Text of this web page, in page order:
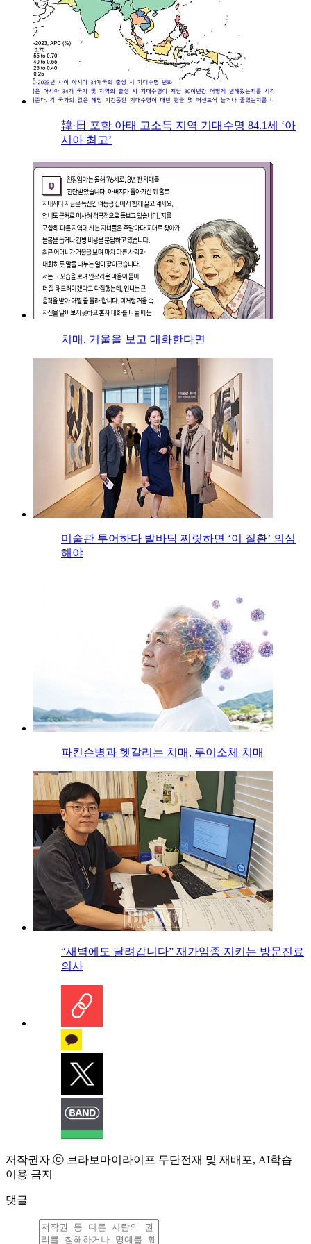
韓·日 포함 아태 고소득 지역 기대수명 84.1세 ‘아
시아 최고’
치매, 거울을 보고 대화한다면
미술관 투어하다 발바닥 찌릿하면 ‘이 질환’ 의심
해야
파킨슨병과 헷갈리는 치매, 루이소체 치매
“새벽에도 달려갑니다” 재가임종 지키는 방문진료
의사
저작권자 ⓒ 브라보마이라이프 무단전재 및 재배포, AI학습
이용 금지
댓글